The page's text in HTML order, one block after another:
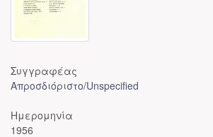
Συγγραφέας
Απροσδιόριστο/Unspecified
Ημερομηνία
1956